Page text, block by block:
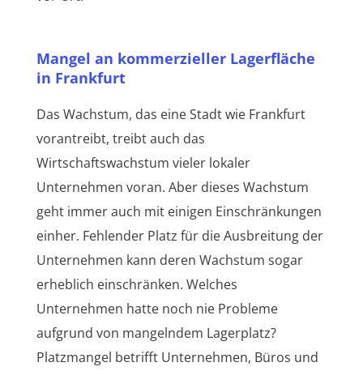
Mangel an kommerzieller Lagerfläche
in Frankfurt
Das Wachstum, das eine Stadt wie Frankfurt
vorantreibt, treibt auch das
Wirtschaftswachstum vieler lokaler
Unternehmen voran. Aber dieses Wachstum
geht immer auch mit einigen Einschränkungen
einher. Fehlender Platz für die Ausbreitung der
Unternehmen kann deren Wachstum sogar
erheblich einschränken. Welches
Unternehmen hatte noch nie Probleme
aufgrund von mangelndem Lagerplatz?
Platzmangel betrifft Unternehmen, Büros und